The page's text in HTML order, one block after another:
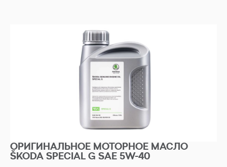
ОРИГИНАЛЬНОЕ МОТОРНОЕ МАСЛО
ŠKODA SPECIAL G SAE 5W-40